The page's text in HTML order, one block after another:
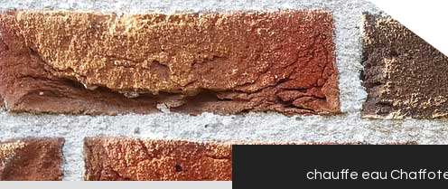
chauffe eau